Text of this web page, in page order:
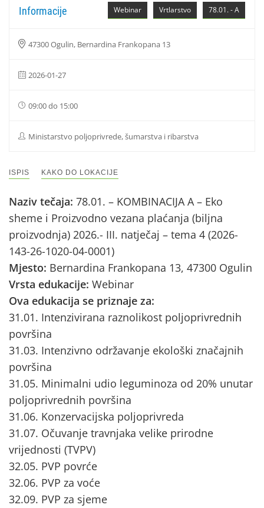
78.01. - A
Vrtlarstvo
Webinar
Informacije
47300 Ogulin, Bernardina Frankopana 13
2026-01-27
09:00 do 15:00
Ministarstvo poljoprivrede, šumarstva i ribarstva
ISPIS KAKO DO LOKACIJE
Naziv tečaja: 78.01. – KOMBINACIJA A – Eko
sheme i Proizvodno vezana plaćanja (biljna
proizvodnja) 2026.- III. natječaj – tema 4 (2026-
143-26-1020-04-0001)
Mjesto: Bernardina Frankopana 13, 47300 Ogulin
Vrsta edukacije: Webinar
Ova edukacija se priznaje za:
31.01. Intenzivirana raznolikost poljoprivrednih
površina
31.03. Intenzivno održavanje ekološki značajnih
površina
31.05. Minimalni udio leguminoza od 20% unutar
poljoprivrednih površina
31.06. Konzervacijska poljoprivreda
31.07. Očuvanje travnjaka velike prirodne
vrijednosti (TVPV)
32.05. PVP povrće
32.06. PVP za voće
32.09. PVP za sjeme